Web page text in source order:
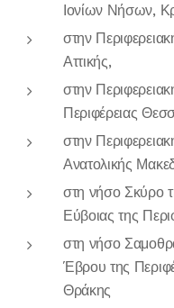
Ιονίων Νήσων,
στην
Αττικής,
στην
Περιφέρειας
στην
Ανατολικής
στη νήσο Σκύρο
Εύβοιας της
στη νήσο
Έβρου της
Θράκης